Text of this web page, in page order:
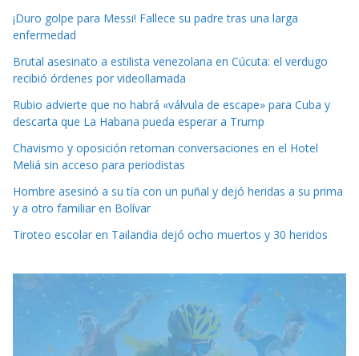
¡Duro golpe para Messi! Fallece su padre tras una larga
enfermedad
Brutal asesinato a estilista venezolana en Cúcuta: el verdugo
recibió órdenes por videollamada
Rubio advierte que no habrá «válvula de escape» para Cuba y
descarta que La Habana pueda esperar a Trump
Chavismo y oposición retoman conversaciones en el Hotel
Meliá sin acceso para periodistas
Hombre asesinó a su tía con un puñal y dejó heridas a su prima
y a otro familiar en Bolívar
Tiroteo escolar en Tailandia dejó ocho muertos y 30 heridos